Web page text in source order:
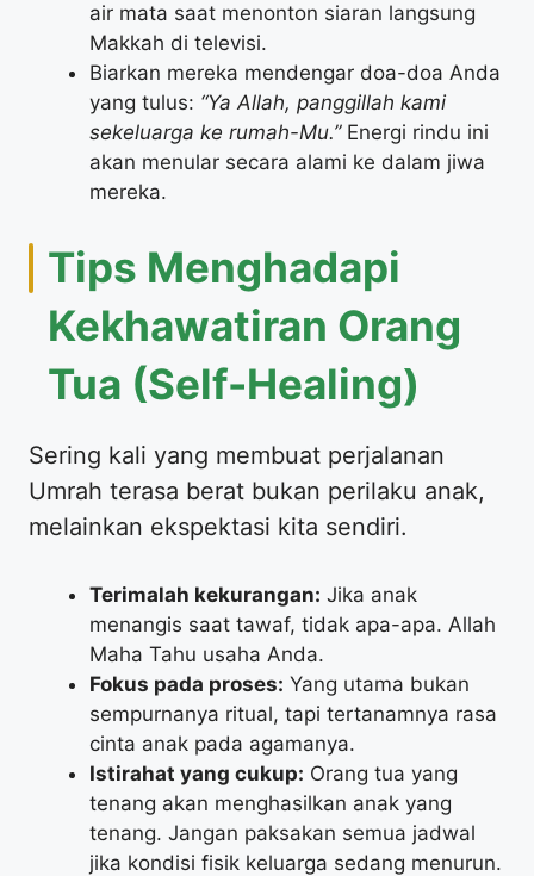
air mata saat menonton siaran langsung
Makkah di televisi.
​Biarkan mereka mendengar doa-doa Anda
yang tulus: “Ya Allah, panggillah kami
sekeluarga ke rumah-Mu.”Energi rindu ini
akan menular secara alami ke dalam jiwa
mereka.
​Tips Menghadapi
Kekhawatiran Orang
Tua (Self-Healing)
​Sering kali yang membuat perjalanan
Umrah terasa berat bukan perilaku anak,
melainkan ekspektasi kita sendiri.
Terimalah kekurangan: Jika anak
menangis saat tawaf, tidak apa-apa. Allah
Maha Tahu usaha Anda.
Fokus pada proses: Yang utama bukan
sempurnanya ritual, tapi tertanamnya rasa
cinta anak pada agamanya.
Istirahat yang cukup: Orang tua yang
tenang akan menghasilkan anak yang
tenang. Jangan paksakan semua jadwal
jika kondisi fisik keluarga sedang menurun.